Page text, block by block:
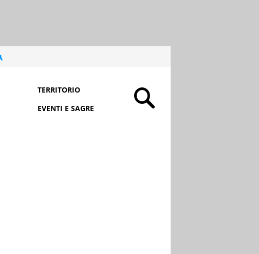
TERRITORIO
EVENTI E SAGRE